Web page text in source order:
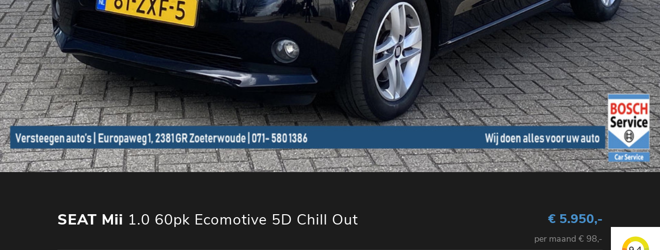
SEAT Mii 1.0 60pk Ecomotive 5D Chill Out € 5.950,-
per maand € 98,-